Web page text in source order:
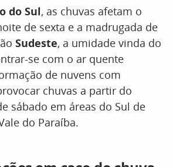
do Sul, as chuvas afetam o
de sexta e a madrugada de
Sudeste, a umidade vinda do
se com o ar quente
de nuvens com
chuvas a partir do
sábado em áreas do Sul de
do Paraíba.